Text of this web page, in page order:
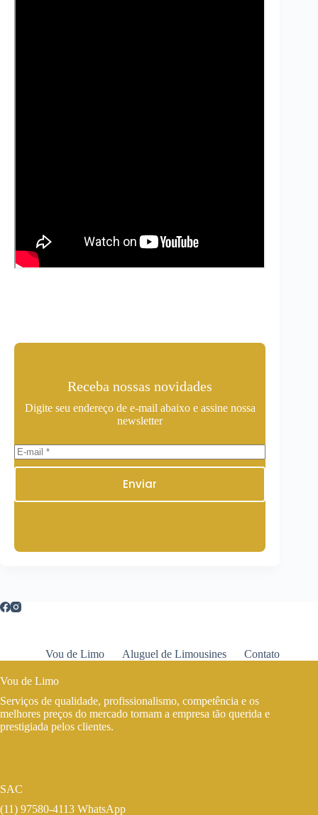
Receba nossas novidades
Digite seu endereço de e-mail abaixo e assine nossa
newsletter
Enviar
Vou de Limo Aluguel de Limousines Contato
Vou de Limo
Serviços de qualidade, profissionalismo, competência e os
melhores preços do mercado tornam a empresa tão querida e
prestigiada pelos clientes.
SAC
(11) 97580-4113 WhatsApp